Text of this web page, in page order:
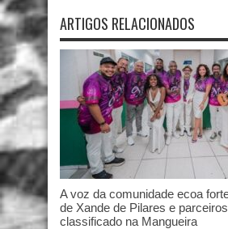
ARTIGOS RELACIONADOS
A voz da comunidade ecoa
de Xande de Pilares e
classificado na Mangueira